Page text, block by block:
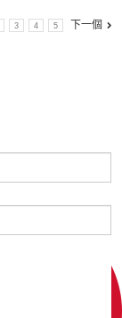
3 4 5 下一個